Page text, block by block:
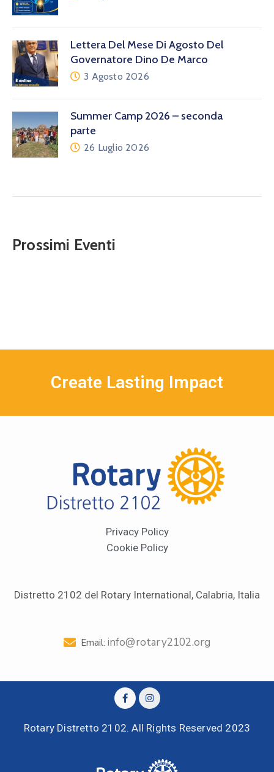
Lettera Del Mese Di Agosto Del
Governatore Dino De Marco
3 Agosto 2026
Summer Camp 2026 – seconda
parte
26 Luglio 2026
Prossimi Eventi
Create Lasting Impact
Privacy Policy
Cookie Policy
Distretto 2102 del Rotary International, Calabria, Italia
Email: info@rotary2102.org
Rotary Distretto 2102. All Rights Reserved 2023